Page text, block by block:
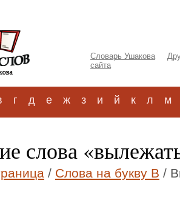
Словарь Ушакова
сайта
г д е ж з и й к л м
слова
/ Слова на букву В /